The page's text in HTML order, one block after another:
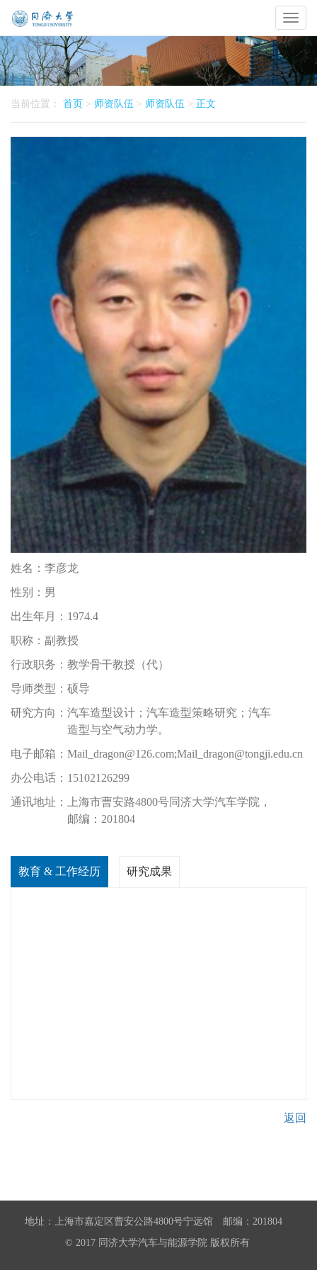
Toggle
当前位置： 首页 > 师资队伍 > 师资队伍 > 正文
姓名： 李彦龙
性别： 男
出生年月： 1974.4
职称： 副教授
行政职务： 教学骨干教授（代）
导师类型： 硕导
研究方向： 汽车造型设计；汽车造型策略研究；汽车
造型与空气动力学。
电子邮箱： Mail_dragon@126.com;Mail_dragon@tongji.edu.cn
办公电话： 15102126299
通讯地址：
上海市曹安路4800号同济大学汽车学院，
邮编：201804
教育 & 工作经历 研究成果
返回
地址：上海市嘉定区曹安公路4800号宁远馆 邮编：201804
© 2017 同济大学汽车与能源学院 版权所有